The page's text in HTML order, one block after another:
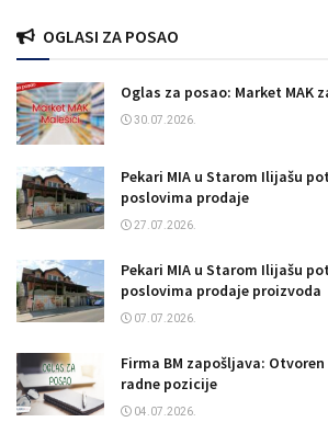
OGLASI ZA POSAO
Oglas za posao: Market MAK
30.07.2026.
Pekari MIA u Starom Ilijašu
poslovima prodaje
27.07.2026.
Pekari MIA u Starom Ilijašu
poslovima prodaje proizvoda
07.07.2026.
Firma BM zapošljava:
radne pozicije
04.07.2026.